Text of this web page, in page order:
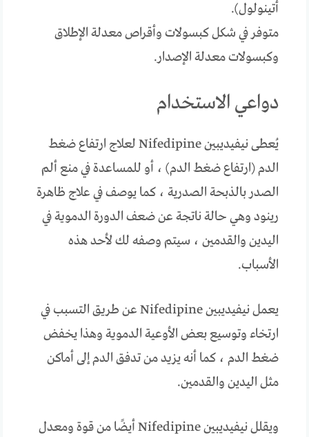
أتينولول).
متوفر في شكل كبسولات وأقراص معدلة الإطلاق
وكبسولات معدلة الإصدار.
دواعي الاستخدام
يُعطى نيفيديبين Nifedipine لعلاج ارتفاع ضغط
الدم (ارتفاع ضغط الدم) ، أو للمساعدة في منع ألم
الصدر بالذبحة الصدرية ، كما يوصف في علاج ظاهرة
رينود وهي حالة ناتجة عن ضعف الدورة الدموية في
اليدين والقدمين ، سيتم وصفه لك لأحد هذه
الأسباب.
يعمل نيفيديبين Nifedipine عن طريق التسبب في
ارتخاء وتوسيع بعض الأوعية الدموية وهذا يخفض
ضغط الدم ، كما أنه يزيد من تدفق الدم إلى أماكن
مثل اليدين والقدمين.
ويقلل نيفيديبين Nifedipine أيضًا من قوة ومعدل